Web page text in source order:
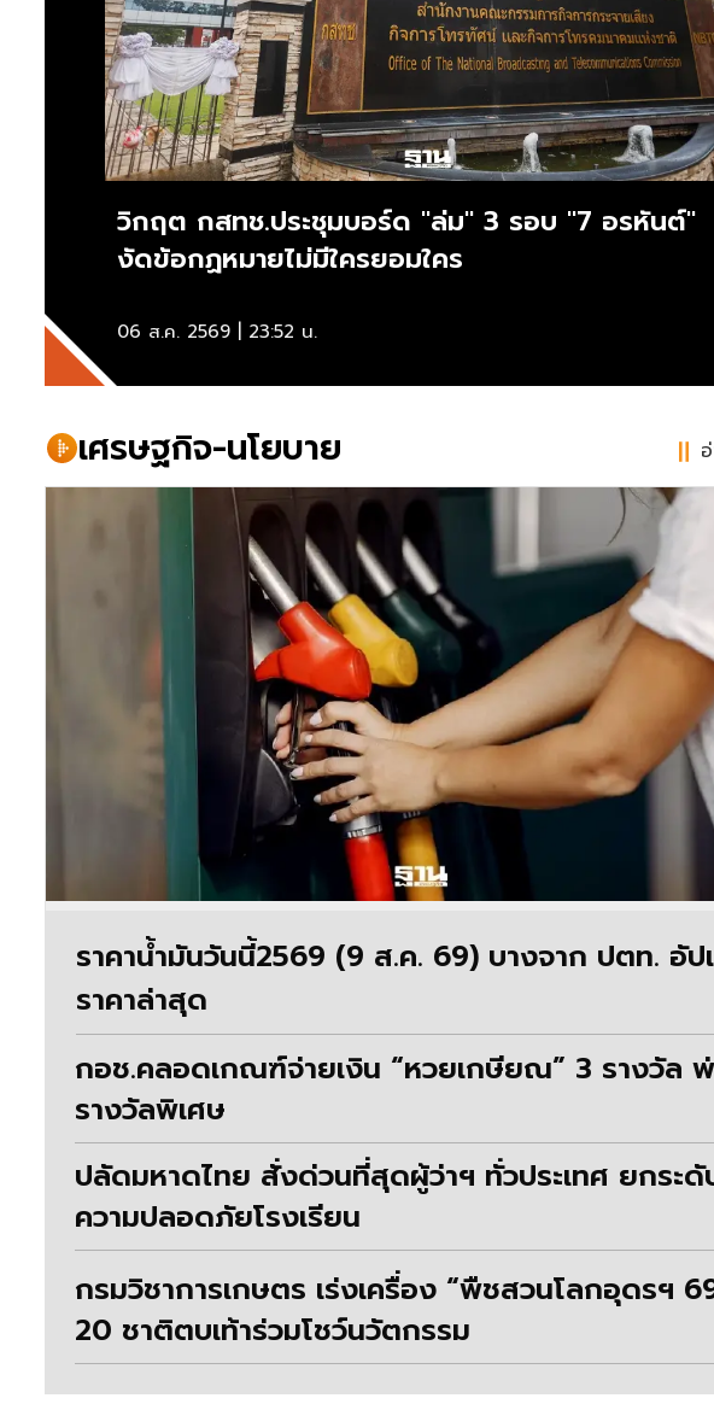
วิกฤต กสทช.ประชุมบอร์ด "ล่ม" 3 รอบ "7 อรหันต์"
งัดข้อกฏหมายไม่มีใครยอมใคร
06 ส.ค. 2569 | 23:52 น.
เศรษฐกิจ-นโยบาย
ราคาน้ำมันวันนี้2569 (9 ส.ค. 69) บางจาก ปตท. อัป
ราคาล่าสุด
กอช.คลอดเกณฑ์จ่ายเงิน “หวยเกษียณ” 3 รางวัล
รางวัลพิเศษ
ปลัดมหาดไทย สั่งด่วนที่สุดผู้ว่าฯ ทั่วประเทศ ยกระดั
ความปลอดภัยโรงเรียน
กรมวิชาการเกษตร เร่งเครื่อง “พืชสวนโลกอุดรฯ
20 ชาติตบเท้าร่วมโชว์นวัตกรรม